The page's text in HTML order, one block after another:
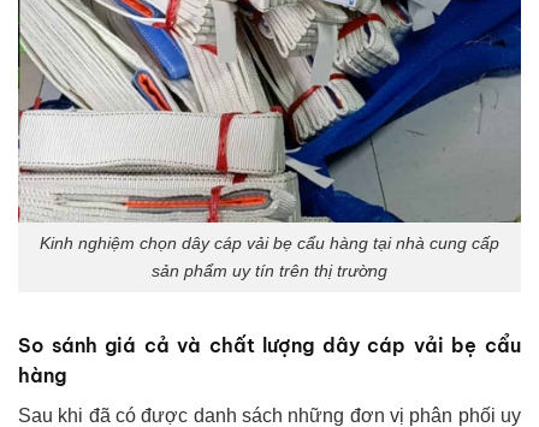
Kinh nghiệm chọn dây cáp vải bẹ cẩu hàng tại nhà cung cấp
sản phẩm uy tín trên thị trường
So sánh giá cả và chất lượng dây cáp vải bẹ cẩu
hàng
Sau khi đã có được danh sách những đơn vị phân phối uy